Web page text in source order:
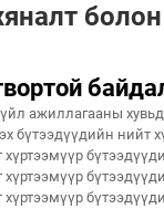
ажиллагааны
бүтээдүүдийн нийт